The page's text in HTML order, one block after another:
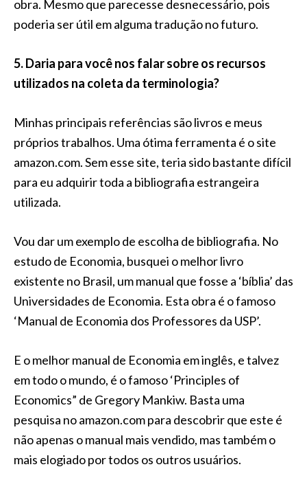
obra. Mesmo que parecesse desnecessário, pois
poderia ser útil em alguma tradução no futuro.
5. Daria para você nos falar sobre os recursos
utilizados na coleta da terminologia?
Minhas principais referências são livros e meus
próprios trabalhos. Uma ótima ferramenta é o site
amazon.com. Sem esse site, teria sido bastante difícil
para eu adquirir toda a bibliografia estrangeira
utilizada.
Vou dar um exemplo de escolha de bibliografia. No
estudo de Economia, busquei o melhor livro
existente no Brasil, um manual que fosse a ‘bíblia’ das
Universidades de Economia. Esta obra é o famoso
‘Manual de Economia dos Professores da USP’.
E o melhor manual de Economia em inglês, e talvez
em todo o mundo, é o famoso ‘Principles of
Economics” de Gregory Mankiw. Basta uma
pesquisa no amazon.com para descobrir que este é
não apenas o manual mais vendido, mas também o
mais elogiado por todos os outros usuários.